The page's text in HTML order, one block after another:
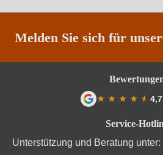
Melden Sie sich für
Service-
Unterstützung und Beratung unter:
★ ★ ★ ★ ★
★ 4,7